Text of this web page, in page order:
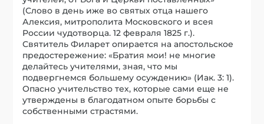
(Слово в день иже во святых отца нашего
Алексия, митрополита Московского и всея
России чудотворца. 12 февраля 1825 г.).
Святитель Филарет опирается на апостольское
предостережение: «Братия мои! не многие
делайтесь учителями, зная, что мы
подвергнемся большему осуждению» (Иак. 3: 1).
Опасно учительство тех, которые сами еще не
утверждены в благодатном опыте борьбы с
собственными страстями.